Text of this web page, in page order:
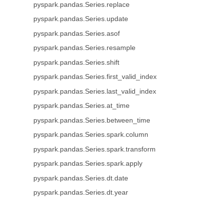
pyspark.pandas.Series.replace
pyspark.pandas.Series.update
pyspark.pandas.Series.asof
pyspark.pandas.Series.resample
pyspark.pandas.Series.shift
pyspark.pandas.Series.first_valid_index
pyspark.pandas.Series.last_valid_index
pyspark.pandas.Series.at_time
pyspark.pandas.Series.between_time
pyspark.pandas.Series.spark.column
pyspark.pandas.Series.spark.transform
pyspark.pandas.Series.spark.apply
pyspark.pandas.Series.dt.date
pyspark.pandas.Series.dt.year